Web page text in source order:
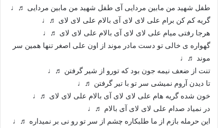
طفل شهید من مابین مردایی آی طفل شهید من مابین مردایی ♬♩
گریه کم کن برام‌ علی لای لای آی بالام علی لای لای ♬♩
هرجا رفتی میام علی لای لای آی بالام علی لای لای ♬♩
گهواره ی خالی تو دست مادر موند از اون علی اصغر تنها همین سر
موند ♬♩
تنت از ضعف نیمه جون بود که تورو از شیر گرفتن ♬♩
تا دیدن آروم نمیشی سر تو با تیر گرفتن ♬♩
خون شده گریه هام علی لای لای آی بالام علی لای لای ♬♩
در نمیاد صدام علی لای لای آی بالام ♬♩
این حرمله بازم از ما طلبکاره چشم از سر تو رو نی بر نمیداره ♬♩